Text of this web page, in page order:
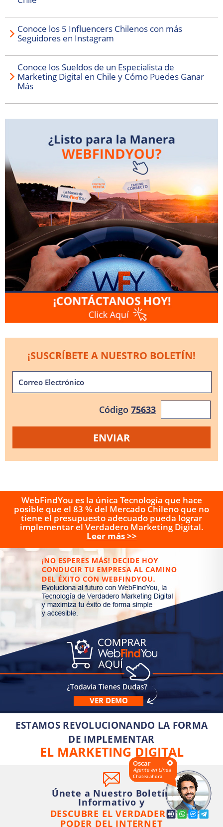
Conoce los 5 Influencers Chilenos con más
Seguidores en Instagram
Conoce los Sueldos de un Especialista de
Marketing Digital en Chile y Cómo Puedes Ganar
Más
¡SUSCRÍBETE A NUESTRO BOLETÍN!
Código 75633
WebFindYou es la única Tecnología que hace
posible que el 83 % del Mercado Chileno que no
tiene el presupuesto adecuado pueda lograr
implementar el Verdadero Marketing Digital.
Leer más >>
VER DEMO
ESTAMOS REVOLUCIONANDO LA FORMA
DE IMPLEMENTAR
EL MARKETING DIGITAL
Únete a Nuestro Boletín
Informativo y
DESCUBRE EL VERDADERO
PODER DEL INTERNET
Oscar
Agente en Línea
Chatea ahora